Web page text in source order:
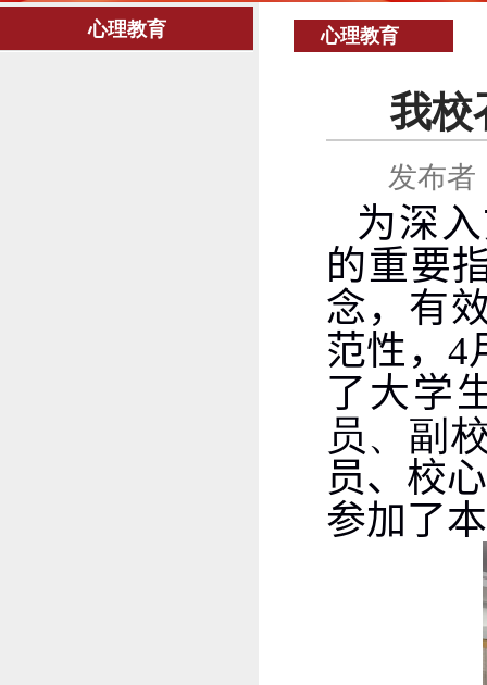
心理教育 心理教育
我校
发布者
为深
的重要
念，有
范性， 4
了大学
员、副
员、 校
参加了